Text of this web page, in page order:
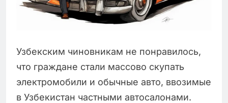
Узбекским чиновникам не понравилось,
что граждане стали массово скупать
электромобили и обычные авто, ввозимые
в Узбекистан частными автосалонами.